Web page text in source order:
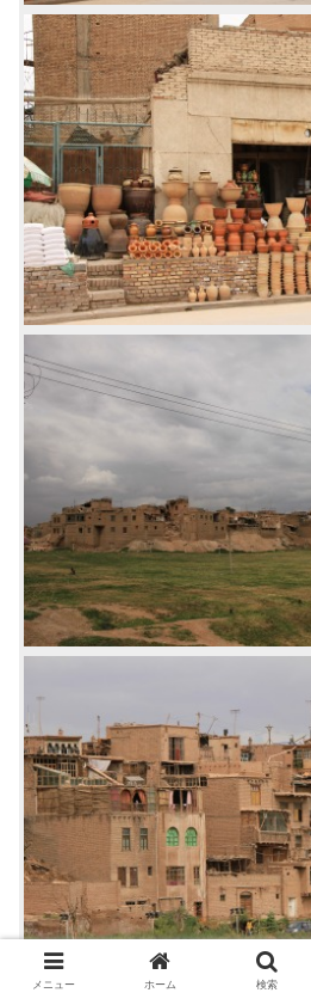
ごちゃごちゃしている。鬼ごっ
メニュー ホーム 検索